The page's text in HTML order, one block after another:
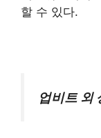
할 수 있다.
업비트 외